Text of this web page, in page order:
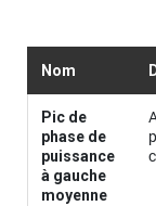
Nom
Pic de
phase de
puissance
à gauche
moyenne